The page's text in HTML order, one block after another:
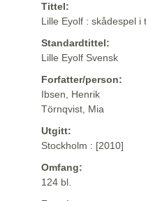
Tittel:
Lille Eyolf : skådespel
Standardtittel:
Lille Eyolf Svensk
Forfatter/person:
Ibsen, Henrik
Törnqvist, Mia
Utgitt:
Stockholm : [2010]
Omfang:
124 bl.